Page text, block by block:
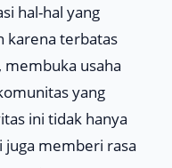
hal-hal yang
karena terbatas
usaha
yang
ini tidak hanya
juga memberi rasa